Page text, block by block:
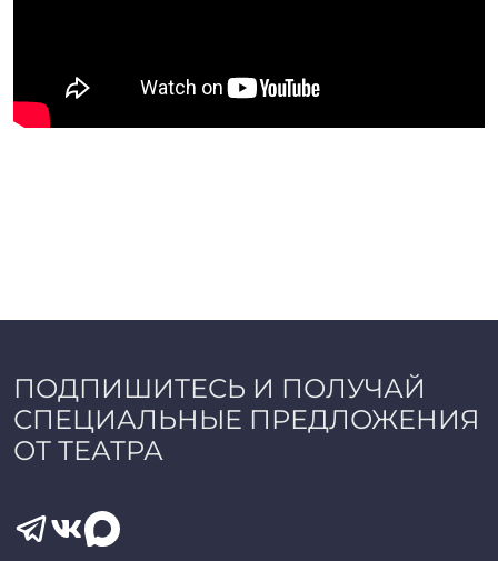
ПОДПИШИТЕСЬ И ПОЛУЧАЙ
СПЕЦИАЛЬНЫЕ ПРЕДЛОЖЕНИЯ
ОТ ТЕАТРА